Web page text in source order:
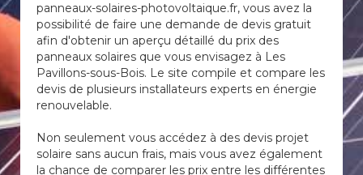
panneaux-solaires-photovoltaique.fr, vous avez la
possibilité de faire une demande de devis gratuit
afin d'obtenir un aperçu détaillé du prix des
panneaux solaires que vous envisagez à Les
Pavillons-sous-Bois. Le site compile et compare les
devis de plusieurs installateurs experts en énergie
renouvelable.
Non seulement vous accédez à des devis projet
solaire sans aucun frais, mais vous avez également
la chance de comparer les prix entre les différentes